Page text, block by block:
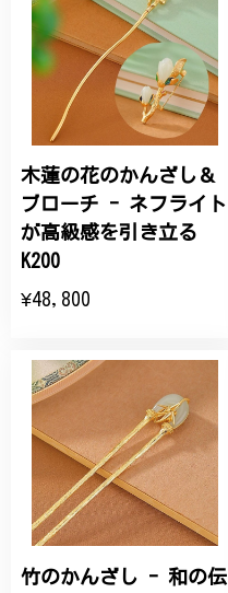
木蓮の花のかんざし＆
ブローチ - ネフライト
が高級感を引き立る
K200
¥48,800
竹のかんざし - 和の伝